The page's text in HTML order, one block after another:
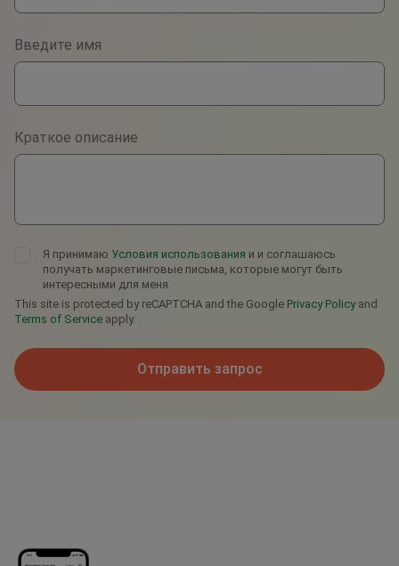
WhatsApp
Viber
Telegram
Введите имя
Краткое описание
Я принимаю Условия использования и и соглашаюсь
получать маркетинговые письма, которые могут быть
интересными для меня.
This site is protected by reCAPTCHA and the Google Privacy Policyand
Terms of Service apply.
Отправить запрос